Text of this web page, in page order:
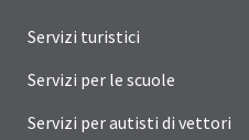
Servizi turistici
Servizi per le scuole
Servizi per autisti di vettori